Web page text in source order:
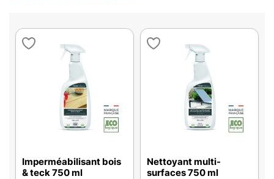
Imperméabilisant bois
& teck 750 ml
Nettoyant multi-
surfaces 750 ml